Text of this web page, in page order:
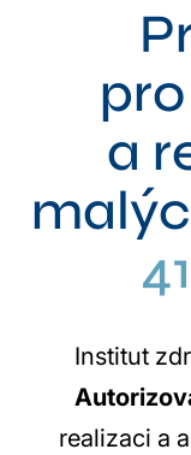
a
Institut
realizaci a